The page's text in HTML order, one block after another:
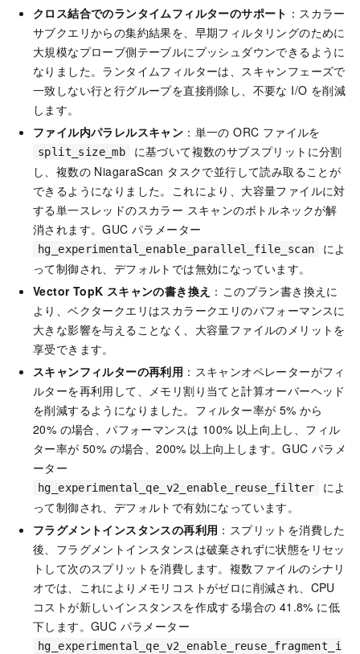
クロス結合でのランタイムフィルターのサポート ：スカラー
サブクエリからの集約結果を、早期フィルタリングのために
大規模なプローブ側テーブルにプッシュダウンできるように
なりました。ランタイムフィルターは、スキャンフェーズで
一致しない行と行グループを直接削除し、不要な I/O を削減
します。
ファイル内パラレルスキャン ：単一の ORC ファイルを
split_size_mb
に基づいて複数のサブスプリットに分割
し、複数の NiagaraScan タスクで並行して読み取ることが
できるようになりました。これにより、大容量ファイルに対
する単一スレッドのスカラー スキャンのボトルネックが解
消されます。GUC パラメーター
hg_experimental_enable_parallel_file_scan
によ
って制御され、デフォルトでは無効になっています。
Vector TopK スキャンの書き換え ：このプラン書き換えに
より、ベクタークエリはスカラークエリのパフォーマンスに
大きな影響を与えることなく、大容量ファイルのメリットを
享受できます。
スキャンフィルターの再利用 ：スキャンオペレーターがフィ
ルターを再利用して、メモリ割り当てと計算オーバーヘッド
を削減するようになりました。フィルター率が 5% から
20% の場合、パフォーマンスは 100% 以上向上し、フィル
ター率が 50% の場合、200% 以上向上します。GUC パラメ
ーター
hg_experimental_qe_v2_enable_reuse_filter
によ
って制御され、デフォルトで有効になっています。
フラグメントインスタンスの再利用 ：スプリットを消費した
後、フラグメントインスタンスは破棄されずに状態をリセッ
トして次のスプリットを消費します。複数ファイルのシナリ
オでは、これによりメモリコストがゼロに削減され、CPU
コストが新しいインスタンスを作成する場合の 41.8% に低
下します。GUC パラメーター
hg_experimental_qe_v2_enable_reuse_fragment_i